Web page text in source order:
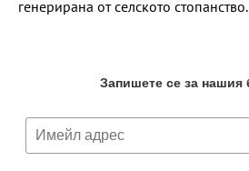
генерирана от селското стопанство.